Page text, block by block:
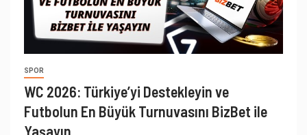
SPOR
WC 2026: Türkiye’yi Destekleyin ve
Futbolun En Büyük Turnuvasını BizBet ile
Yaşayın